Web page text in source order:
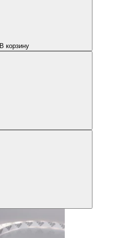
В корзину